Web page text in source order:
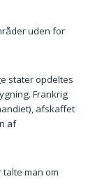
uden for
stater opdeltes
Frankrig
afskaffet
af
man om